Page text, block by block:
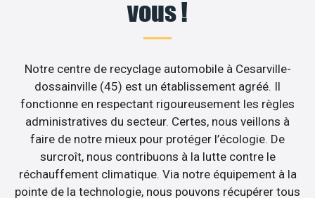
vous !
Notre centre de recyclage automobile à Cesarville-
dossainville (45) est un établissement agréé. Il
fonctionne en respectant rigoureusement les règles
administratives du secteur. Certes, nous veillons à
faire de notre mieux pour protéger l’écologie. De
surcroît, nous contribuons à la lutte contre le
réchauffement climatique. Via notre équipement à la
pointe de la technologie, nous pouvons récupérer tous